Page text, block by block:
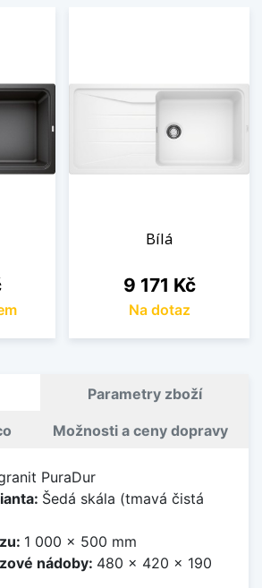
Bílá
Cena
9 171 Kč
Na dotaz
Parametry zboží
Možnosti a ceny dopravy
PuraDur
Šedá skála (tmavá čistá
1 000 x 500 mm
nádoby: 480 x 420 x 190